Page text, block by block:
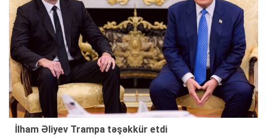
İlham Əliyev Trampa təşəkkür etdi